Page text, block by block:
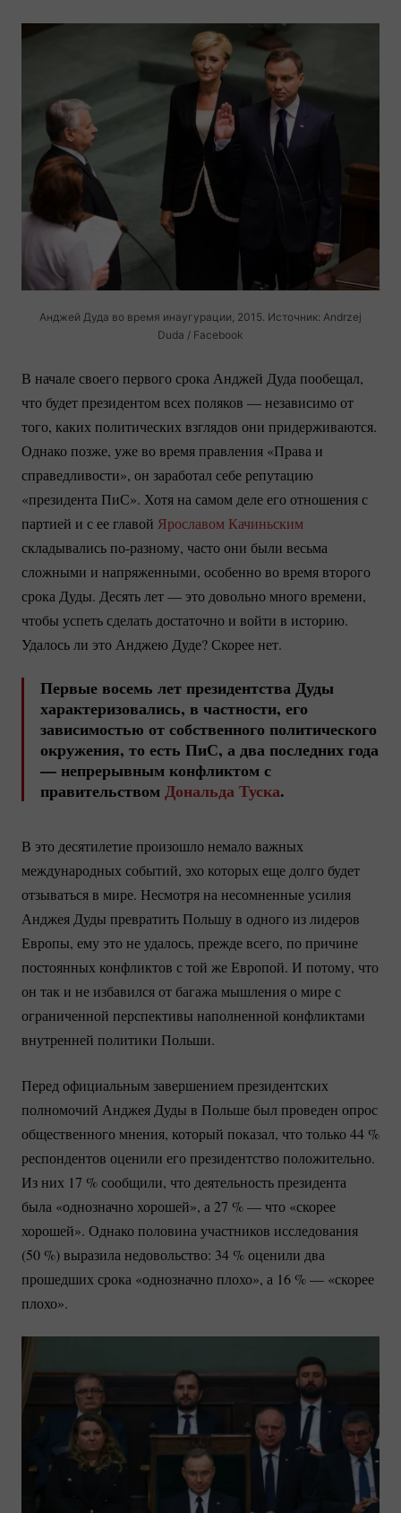
Анджей Дуда во время инаугурации, 2015. Источник: Andrzej
Duda / Facebook
В начале своего первого срока Анджей Дуда пообещал,
что будет президентом всех поляков — независимо от
того, каких политических взглядов они придерживаются.
Однако позже, уже во время правления «Права и
справедливости», он заработал себе репутацию
«президента ПиС». Хотя на самом деле его отношения с
партией и с ее главой Ярославом Качиньским
складывалисьпо-разному, часто они были весьма
сложными и напряженными, особенно во время второго
срока Дуды. Десять лет — это довольно много времени,
чтобы успеть сделать достаточно и войти в историю.
Удалось ли это Анджею Дуде? Скорее нет.
Первые восемь лет президентства Дуды
характеризовались, в частности, его
зависимостью от собственного политического
окружения, то есть ПиС, а два последних года
— непрерывным конфликтом с
правительствомДональда Туска.
В это десятилетие произошло немало важных
международных событий, эхо которых еще долго будет
отзываться в мире. Несмотря на несомненные усилия
Анджея Дуды превратить Польшу в одного из лидеров
Европы, ему это не удалось, прежде всего, по причине
постоянных конфликтов с той же Европой. И потому, что
он так и не избавился от багажа мышления о мире с
ограниченной перспективы наполненной конфликтами
внутренней политики Польши.
Перед официальным завершением президентских
полномочий Анджея Дуды в Польше был проведен опрос
общественного мнения, который показал, что только44 %
респондентов оценили его президентство положительно.
Из них 17 %сообщили, что деятельность президента
была «однозначно хорошей», а27 %— что «скорее
хорошей». Однако половина участников исследования
(50 %) выразила недовольство: 34 %оценили два
прошедших срока «однозначно плохо», а 16 %— «скорее
плохо».